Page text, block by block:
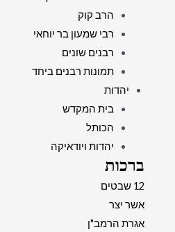
הרב קוק
רבי שמעון בר יוחאי
רבנים שונים
תמונות רבנים ביחד
יהדות
בית המקדש
הכותל
יהדות ויודאיקה
ברכות
12 שבטים
אשר יצר
אגרת הרמב"ן